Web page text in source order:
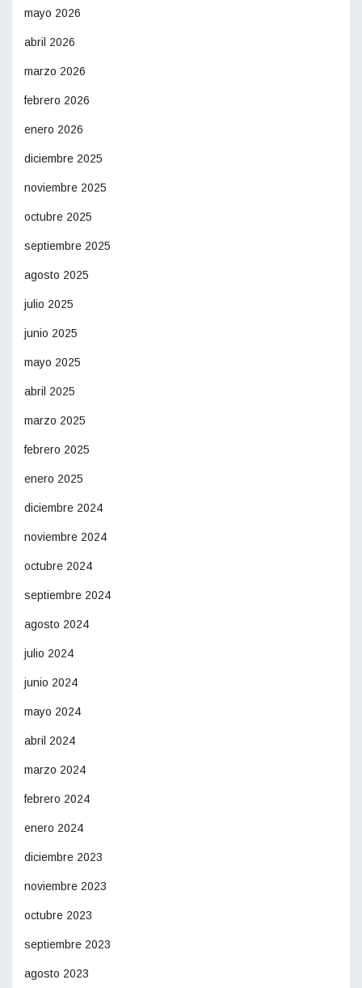
mayo 2026
abril 2026
marzo 2026
febrero 2026
enero 2026
diciembre 2025
noviembre 2025
octubre 2025
septiembre 2025
agosto 2025
julio 2025
junio 2025
mayo 2025
abril 2025
marzo 2025
febrero 2025
enero 2025
diciembre 2024
noviembre 2024
octubre 2024
septiembre 2024
agosto 2024
julio 2024
junio 2024
mayo 2024
abril 2024
marzo 2024
febrero 2024
enero 2024
diciembre 2023
noviembre 2023
octubre 2023
septiembre 2023
agosto 2023